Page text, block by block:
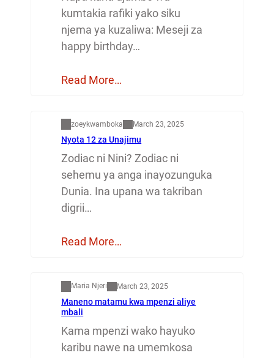
kumtakia rafiki yako siku
njema ya kuzaliwa: Meseji za
happy birthday…
Read More…
zoeykwamboka March 23, 2025
Nyota 12 za Unajimu
Zodiac ni Nini? Zodiac ni
sehemu ya anga inayozunguka
Dunia. Ina upana wa takriban
digrii…
Read More…
Maria Njeri March 23, 2025
Maneno matamu kwa mpenzi aliye
mbali
Kama mpenzi wako hayuko
karibu nawe na umemkosa